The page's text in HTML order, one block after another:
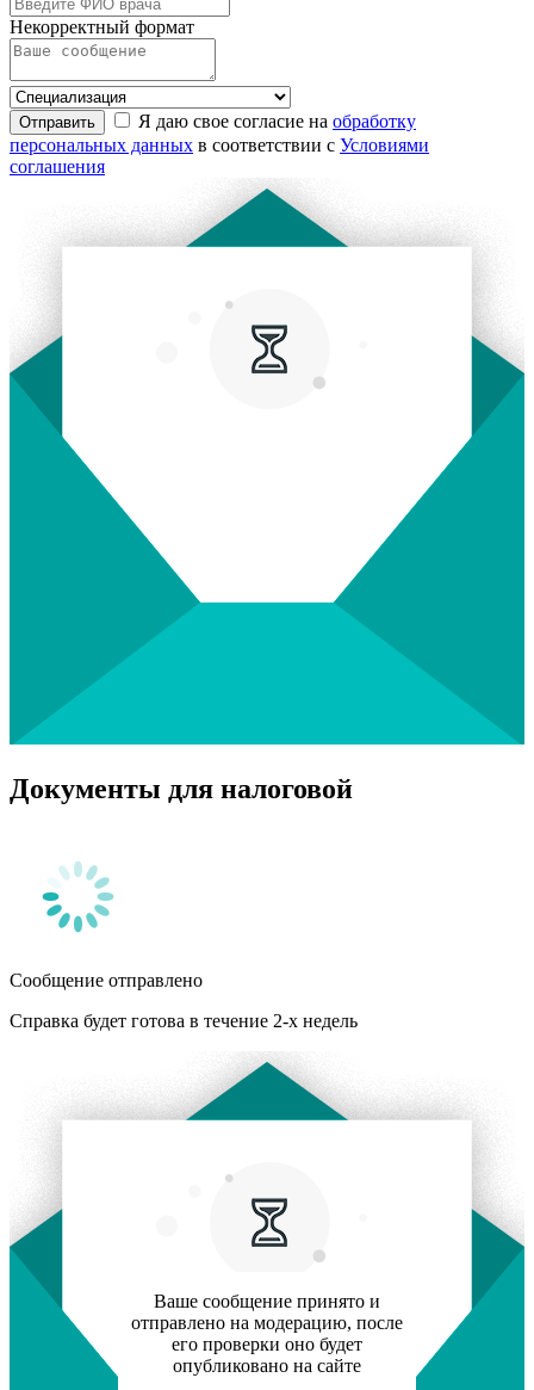
Некорректный формат
Отправить Я даю свое согласие на обработку
персональных данных в соответствии с Условиями
соглашения
Ваше сообщение принято и
отправлено на модерацию, после
его проверки оно будет
опубликовано на сайте
Документы для налоговой
Сообщение отправлено
Справка будет готова в течение 2-х недель